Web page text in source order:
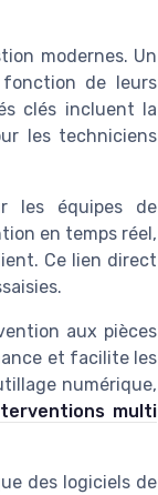
modernes. Un
fonction de leurs
clés incluent la
les techniciens
les équipes de
en temps réel,
Ce lien direct
aux pièces
et facilite les
numérique,
multi
des logiciels de